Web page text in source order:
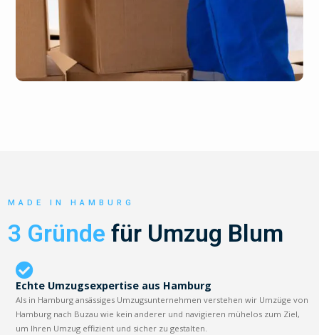
MADE IN HAMBURG
3 Gründe für Umzug Blum
Echte Umzugsexpertise aus Hamburg
Als in Hamburg ansässiges Umzugsunternehmen verstehen wir Umzüge von
Hamburg nach Buzau wie kein anderer und navigieren mühelos zum Ziel,
um Ihren Umzug effizient und sicher zu gestalten.